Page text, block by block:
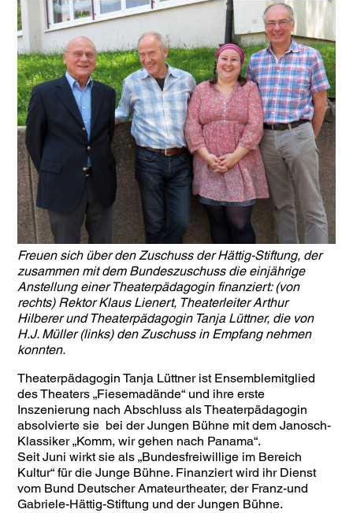
Freuen sich über den Zuschuss der Hättig-Stiftung, der
zusammen mit dem Bundeszuschuss die einjährige
Anstellung einer Theaterpädagogin finanziert: (von
rechts) Rektor Klaus Lienert, Theaterleiter Arthur
Hilberer und Theaterpädagogin Tanja Lüttner, die von
H.J. Müller (links) den Zuschuss in Empfang nehmen
konnten.
Theaterpädagogin Tanja Lüttner ist Ensemblemitglied
des Theaters „Fiesemadände“ und ihre erste
Inszenierung nach Abschluss als Theaterpädagogin
absolvierte sie bei der Jungen Bühne mit dem Janosch-
Klassiker „Komm, wir gehen nach Panama“.
Seit Juni wirkt sie als „Bundesfreiwillige im Bereich
Kultur“ für die Junge Bühne. Finanziert wird ihr Dienst
vom Bund Deutscher Amateurtheater, der Franz-und
Gabriele-Hättig-Stiftung und der Jungen Bühne.